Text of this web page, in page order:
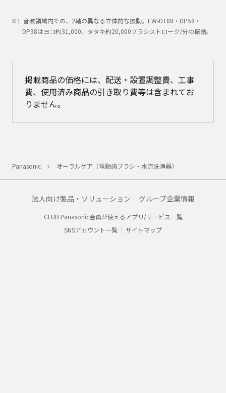
音波領域内での、2軸の異なる立体的な振動。EW-DT88・DP58・
DP38はヨコ約31,000、タタキ約20,000ブラシストローク/分の振動。
掲載商品の価格には、配送・設置調整費、工事
費、使用済み商品の引き取り費等は含まれてお
りません。
Panasonic オーラルケア（電動歯ブラシ・水流洗浄器）
法人向け製品・ソリューション グループ企業情報
CLUB Panasonic会員が使えるアプリ/サービス一覧
SNSアカウント一覧
サイトマップ